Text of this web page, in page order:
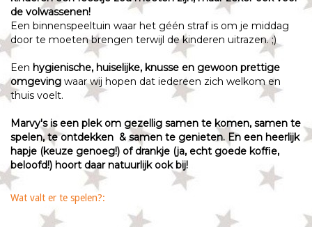
de volwassenen!
Een binnenspeeltuin waar het géén straf is om je middag
door te moeten brengen terwijl de kinderen uitrazen. ;)
Een hygienische, huiselijke, knusse en gewoon prettige
omgeving waar wij hopen dat iedereen zich welkom en
thuis voelt.
Marvy's is een plek om gezellig samen te komen, samen te
spelen, te ontdekken & samen te genieten. En een heerlijk
hapje (keuze genoeg!) of drankje (ja, echt goede koffie,
beloofd!) hoort daar natuurlijk ook bij!
Wat valt er te spelen?: